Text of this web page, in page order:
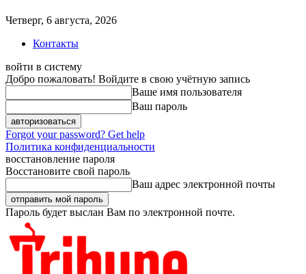
Четверг, 6 августа, 2026
Контакты
войти в систему
Добро пожаловать! Войдите в свою учётную запись
Ваше имя пользователя
Ваш пароль
Forgot your password? Get help
Политика конфиденциальности
восстановление пароля
Восстановите свой пароль
Ваш адрес электронной почты
Пароль будет выслан Вам по электронной почте.